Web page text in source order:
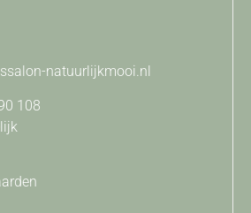
natuurlijkmooi.nl
108